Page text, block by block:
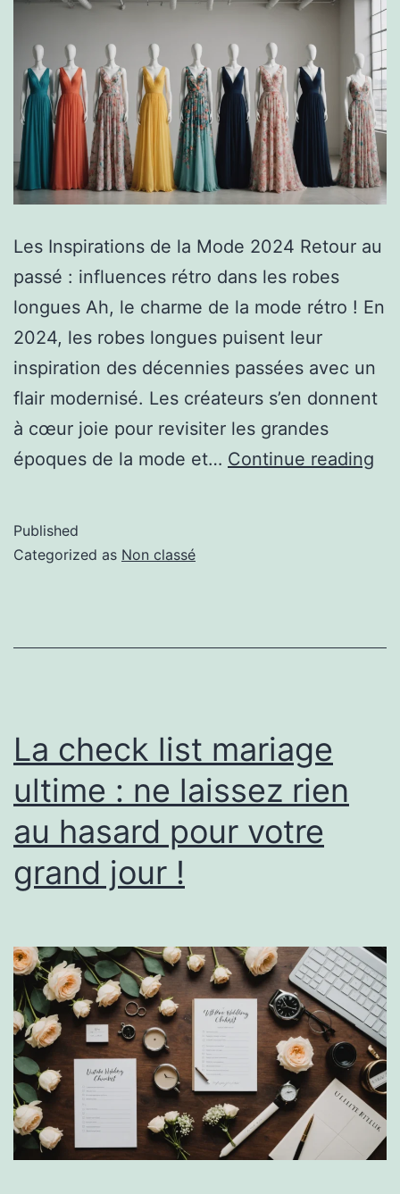
Les Inspirations de la Mode 2024 Retour au
passé : influences rétro dans les robes
longues Ah, le charme de la mode rétro ! En
2024, les robes longues puisent leur
inspiration des décennies passées avec un
flair modernisé. Les créateurs s’en donnent
à cœur joie pour revisiter les grandes
époques de la mode et… Continue reading
Published
Categorized as Non classé
La check list mariage
ultime : ne laissez rien
au hasard pour votre
grand jour !